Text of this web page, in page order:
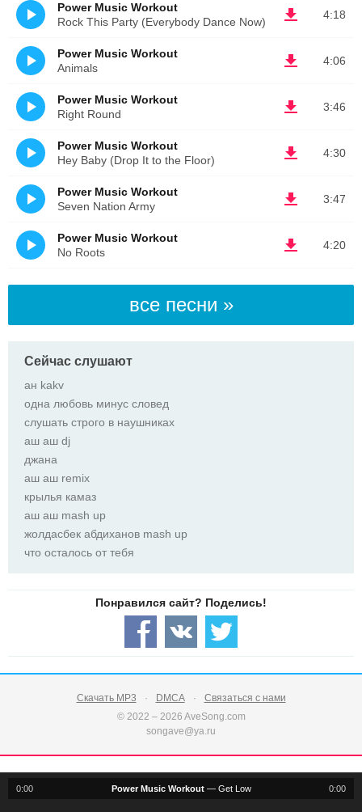
4:18
Power Music Workout
Rock This Party (Everybody Dance Now)
4:06
Power Music Workout
Animals
3:46
Power Music Workout
Right Round
4:30
Power Music Workout
Hey Baby (Drop It to the Floor)
3:47
Power Music Workout
Seven Nation Army
4:20
Power Music Workout
No Roots
все песни »
Сейчас слушают
ан kakv
одна любовь минус словед
слушать строго в наушниках
аш аш dj
джана
аш аш remix
крылья камаз
аш аш mash up
жолдасбек абдиханов mash up
что осталось от тебя
Скачать MP3 DMCA
Связаться с нами
© 2022 – 2026 AveSong.com
songave@ya.ru
0:00 0:00
Power Music Workout — Get Low